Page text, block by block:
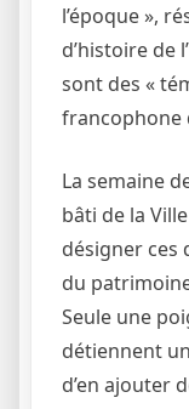
l’époque »,
d’histoire de
sont des «
francophone
La semaine
bâti de la
désigner ces
du
Seule une
détiennent
d’en ajouter